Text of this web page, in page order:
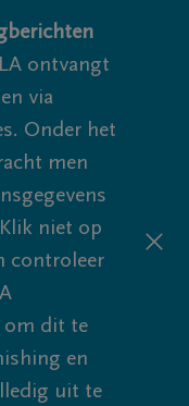
ontvangt
via
Onder het
men
niet op
controleer
om dit te
en
uit te